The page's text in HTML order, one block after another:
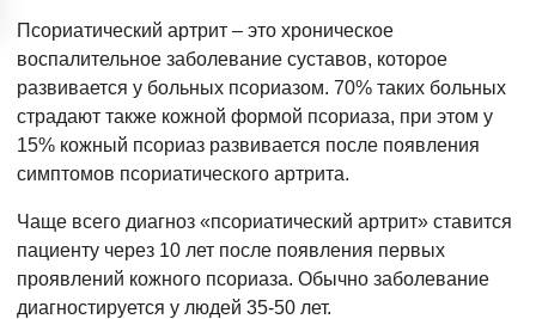
Псориатический артрит – это хроническое
воспалительное заболевание суставов, которое
развивается у больных псориазом. 70% таких больных
страдают также кожной формой псориаза, при этом у
15% кожный псориаз развивается после появления
симптомов псориатического артрита.
Чаще всего диагноз «псориатический артрит» ставится
пациенту через 10 лет после появления первых
проявлений кожного псориаза. Обычно заболевание
диагностируется у людей 35-50 лет.